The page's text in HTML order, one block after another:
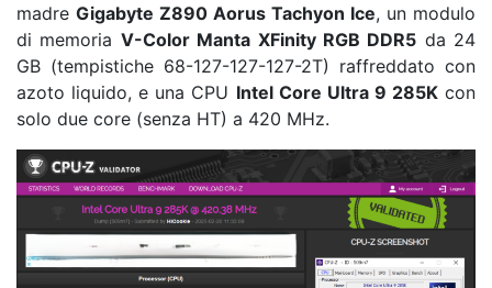
madre Gigabyte Z890 Aorus Tachyon Ice, un modulo
di memoria V-Color Manta XFinity RGB DDR5 da 24
GB (tempistiche 68-127-127-127-2T) raffreddato con
azoto liquido, e una CPU Intel Core Ultra 9 285Kcon
solo due core (senza HT) a 420 MHz.